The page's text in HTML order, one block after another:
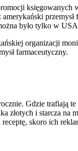
było tylko w
organizacji
farmaceutyczny.
Gdzie trafiają
i starcza
skoro ich